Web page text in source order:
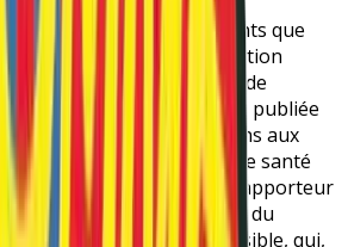
rappeler les engagements que
en 2006 la Convention
Personnes en situation de
des Nations Unies – publiée
2010. Nous vous renvoyons aux
application en matière de santé
également citer le Rapporteur
toute personne de jouir du
physique et mentale possible, qui,